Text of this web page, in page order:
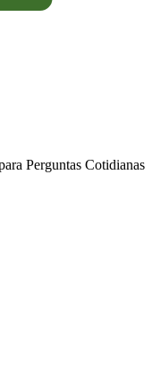
Perguntas Cotidianas